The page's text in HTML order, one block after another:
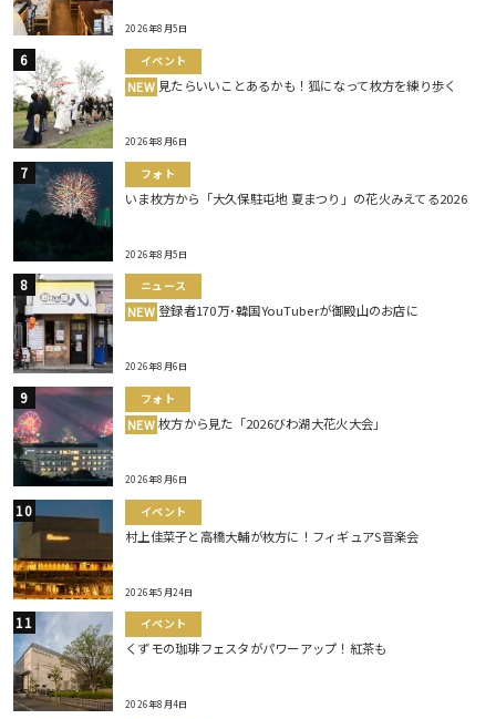
2026年8月5日
イベント
NEW 見たらいいことあるかも！狐になって枚方を練り歩く
2026年8月6日
フォト
いま枚方から「大久保駐屯地 夏まつり」の花火みえてる2026
2026年8月5日
ニュース
NEW 登録者170万･韓国YouTuberが御殿山のお店に
2026年8月6日
フォト
NEW 枚方から見た「2026びわ湖大花火大会」
2026年8月6日
イベント
村上佳菜子と高橋大輔が枚方に！フィギュアS音楽会
2026年5月24日
イベント
くずモの珈琲フェスタがパワーアップ！紅茶も
2026年8月4日